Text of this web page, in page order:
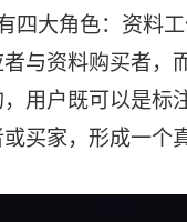
四大角色：资料
与资料购买者，
用户既可以是标
买家，形成一个